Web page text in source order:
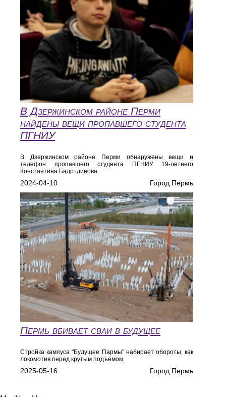
В Дзержинском районе Перми
найдены вещи пропавшего студента
ПГНИУ
В Дзержинском районе Перми обнаружены вещи и
телефон пропавшего студента ПГНИУ 19-летнего
Константина Бадртдинова.
2024-04-10 Город Пермь
Пермь вбивает сваи в будущее
Стройка кампуса "Будущее Пармы" набирает обороты, как
локомотив перед крутым подъёмом.
2025-05-16 Город Пермь